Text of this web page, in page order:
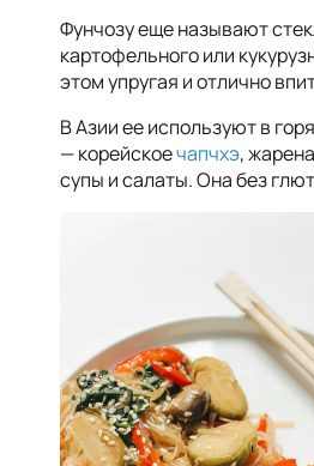
Фунчозу еще называют
картофельного или
этом упругая и отлично
В Азии ее используют в
— корейскоечапчхэ,
супы и салаты. Она без